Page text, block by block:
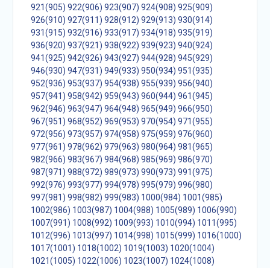
921(905) 922(906) 923(907) 924(908) 925(909)
926(910) 927(911) 928(912) 929(913) 930(914)
931(915) 932(916) 933(917) 934(918) 935(919)
936(920) 937(921) 938(922) 939(923) 940(924)
941(925) 942(926) 943(927) 944(928) 945(929)
946(930) 947(931) 949(933) 950(934) 951(935)
952(936) 953(937) 954(938) 955(939) 956(940)
957(941) 958(942) 959(943) 960(944) 961(945)
962(946) 963(947) 964(948) 965(949) 966(950)
967(951) 968(952) 969(953) 970(954) 971(955)
972(956) 973(957) 974(958) 975(959) 976(960)
977(961) 978(962) 979(963) 980(964) 981(965)
982(966) 983(967) 984(968) 985(969) 986(970)
987(971) 988(972) 989(973) 990(973) 991(975)
992(976) 993(977) 994(978) 995(979) 996(980)
997(981) 998(982) 999(983) 1000(984) 1001(985)
1002(986) 1003(987) 1004(988) 1005(989) 1006(990)
1007(991) 1008(992) 1009(993) 1010(994) 1011(995)
1012(996) 1013(997) 1014(998) 1015(999) 1016(1000)
1017(1001) 1018(1002) 1019(1003) 1020(1004)
1021(1005) 1022(1006) 1023(1007) 1024(1008)